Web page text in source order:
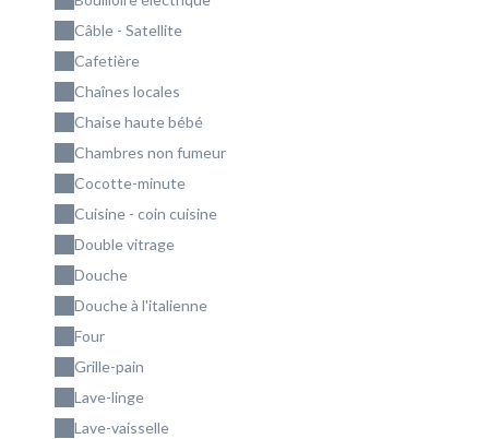
Câble - Satellite
Cafetière
Chaînes locales
Chaise haute bébé
Chambres non fumeur
Cocotte-minute
Cuisine - coin cuisine
Double vitrage
Douche
Douche à l'italienne
Four
Grille-pain
Lave-linge
Lave-vaisselle